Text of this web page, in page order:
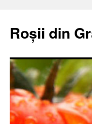
content
Roșii din